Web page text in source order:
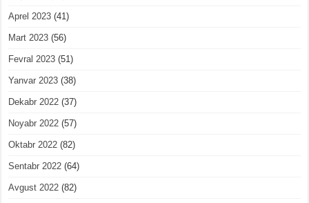
Aprel 2023 (41)
Mart 2023 (56)
Fevral 2023 (51)
Yanvar 2023 (38)
Dekabr 2022 (37)
Noyabr 2022 (57)
Oktabr 2022 (82)
Sentabr 2022 (64)
Avgust 2022 (82)